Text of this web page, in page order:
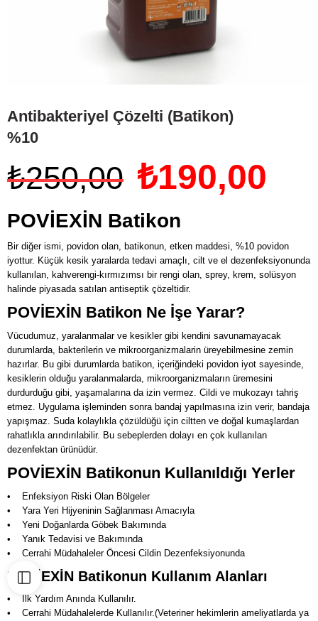
Antibakteriyel Çözelti (Batikon)
%10
₺250,00 ₺190,00
POVİEXİN Batikon
Bir diğer ismi, povidon olan, batikonun, etken maddesi, %10 povidon
iyottur. Küçük kesik yaralarda tedavi amaçlı, cilt ve el dezenfeksiyonunda
kullanılan, kahverengi-kırmızımsı bir rengi olan, sprey, krem, solüsyon
halinde piyasada satılan antiseptik çözeltidir.
POVİEXİN Batikon Ne İşe Yarar?
Vücudumuz, yaralanmalar ve kesikler gibi kendini savunamayacak
durumlarda, bakterilerin ve mikroorganizmalarin üreyebilmesine zemin
hazırlar. Bu gibi durumlarda batikon, içeriğindeki povidon iyot sayesinde,
kesiklerin olduğu yaralanmalarda, mikroorganizmaların üremesini
durdurduğu gibi, yaşamalarına da izin vermez. Cildi ve mukozayı tahriş
etmez. Uygulama işleminden sonra bandaj yapılmasına izin verir, bandaja
yapışmaz. Suda kolaylıkla çözüldüğü için ciltten ve doğal kumaşlardan
rahatlıkla arındırılabilir. Bu sebeplerden dolayı en çok kullanılan
dezenfektan ürünüdür.
POVİEXİN Batikonun Kullanıldığı Yerler
• Enfeksiyon Riski Olan Bölgeler
• Yara Yeri Hijyeninin Sağlanması Amacıyla
• Yeni Doğanlarda Göbek Bakımında
• Yanık Tedavisi ve Bakımında
• Cerrahi Müdahaleler Öncesi Cildin Dezenfeksiyonunda
POVİEXİN Batikonun Kullanım Alanları
• İlk Yardım Anında Kullanılır.
• Cerrahi Müdahalelerde Kullanılır.(Veteriner hekimlerin ameliyatlarda ya